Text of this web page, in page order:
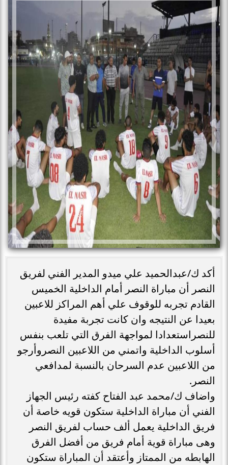
أكد ك/عبدالحميد علي ميدو المدير الفني لفريق
النصر أن مباراة النصر أمام الداخلية الخميس
القادم تجربه للوقوف علي أهم المراكز للاعبين
بعيدا عن النتيجه وان كانت تجربة مفيدة
للنصراستعدادا لمواجهة الفرق التي تلعب بنفس
أسلوب الداخلية واتمني من اللاعبين النصروأرجو
من اللاعبين عدم السرحان بالنسبة لمدافعي
النصر.
واضاف ك/محمد عبد الفتاح كفته رئيس الجهاز
الفني أن مباراة الداخلية ستكون قويه خاصة أن
فريق الداخلية يعمل ألف حساب لفريق النصر
وهى مباراة قوية أمام فريق من أفضل الفرق
الهابطه من الممتاز وأعتقد أن المباراة ستكون